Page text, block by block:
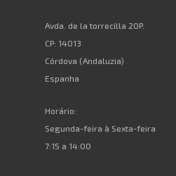
Avda. de la torrecilla 20P.
CP: 14013
Córdova (Andaluzia)
Espanha
Horário:
Segunda-feira à Sexta-feira
7:15 a 14:00